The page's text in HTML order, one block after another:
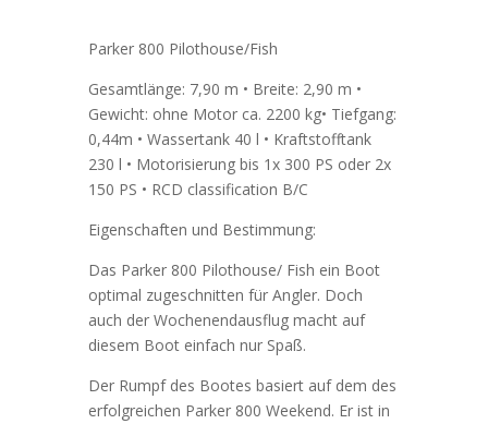
Parker 800 Pilothouse/Fish
Gesamtlänge: 7,90 m • Breite: 2,90 m •
Gewicht: ohne Motor ca. 2200 kg• Tiefgang:
0,44m • Wassertank 40 l • Kraftstofftank
230 l • Motorisierung bis 1x 300 PS oder 2x
150 PS • RCD classification B/C
Eigenschaften und Bestimmung:
Das Parker 800 Pilothouse/ Fish ein Boot
optimal zugeschnitten für Angler. Doch
auch der Wochenendausflug macht auf
diesem Boot einfach nur Spaß.
Der Rumpf des Bootes basiert auf dem des
erfolgreichen Parker 800 Weekend. Er ist in